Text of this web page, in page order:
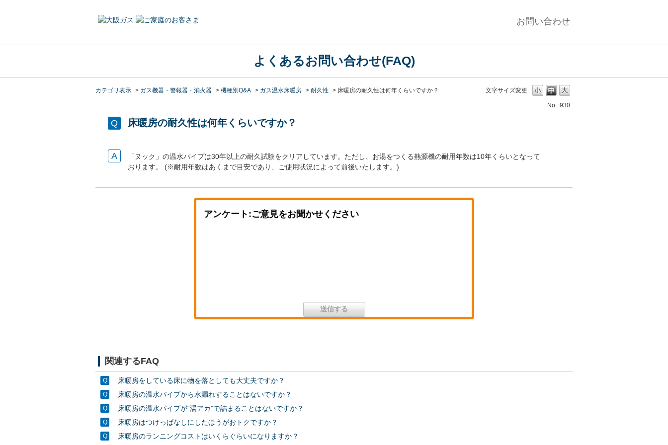
お問い合わせ
よくあるお問い合わせ(FAQ)
文字サイズ変更
カテゴリ表示 > ガス機器・警報器・消火器 > 機種別Q&A > ガス温水床暖房 > 耐久性 > 床暖房の耐久性は何年くらいですか？
No : 930
床暖房の耐久性は何年くらいですか？
「ヌック」の温水パイプは30年以上の耐久試験をクリアしています。ただし、お湯をつくる熱源機の耐用年数は10年くらいとなって
おります。 (※耐用年数はあくまで目安であり、ご使用状況によって前後いたします。)
アンケート:ご意見をお聞かせください
関連するFAQ
床暖房をしている床に物を落としても大丈夫ですか？
床暖房の温水パイプから水漏れすることはないですか？
床暖房の温水パイプが“湯アカ”で詰まることはないですか？
床暖房はつけっぱなしにしたほうがおトクですか？
床暖房のランニングコストはいくらぐらいになりますか？